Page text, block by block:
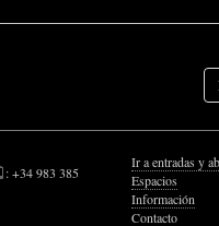
: +34 983 385
Ir a entradas y
Espacios
Información
Contacto